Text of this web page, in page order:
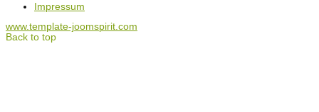
Impressum
www.template-joomspirit.com
Back to top